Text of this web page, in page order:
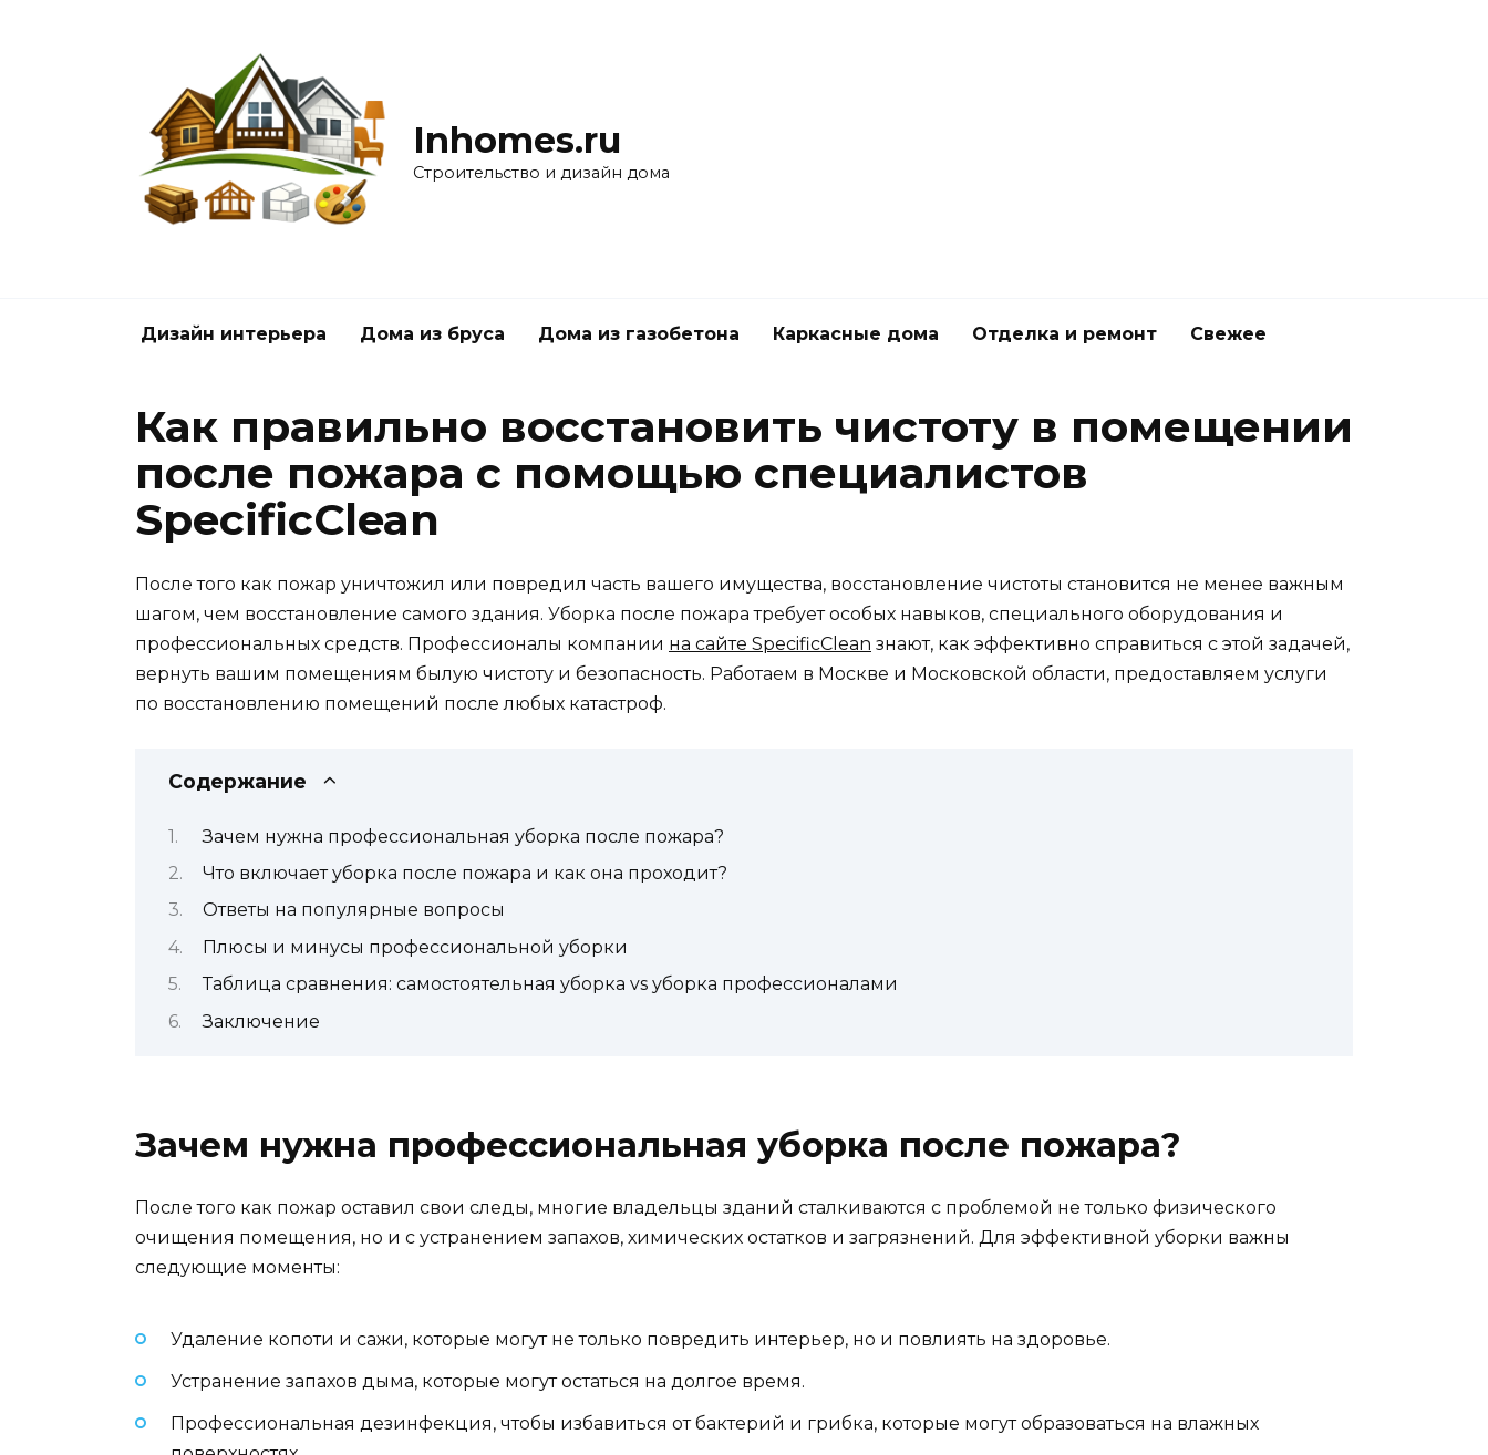
Inhomes.ru
Строительство и дизайн дома
Дизайн интерьера Дома из бруса Дома из газобетона Каркасные дома Отделка и ремонт Свежее
Как правильно восстановить чистоту в помещении
после пожара с помощью специалистов
SpecificClean
После того как пожар уничтожил или повредил часть вашего имущества, восстановление чистоты становится не менее важным
шагом, чем восстановление самого здания. Уборка после пожара требует особых навыков, специального оборудования и
профессиональных средств. Профессионалы компании на сайте SpecificClean знают, как эффективно справиться с этой задачей,
вернуть вашим помещениям былую чистоту и безопасность. Работаем в Москве и Московской области, предоставляем услуги
по восстановлению помещений после любых катастроф.
Содержание
Зачем нужна профессиональная уборка после пожара?
Что включает уборка после пожара и как она проходит?
Ответы на популярные вопросы
Плюсы и минусы профессиональной уборки
Таблица сравнения: самостоятельная уборка vs уборка профессионалами
Заключение
Зачем нужна профессиональная уборка после пожара?
После того как пожар оставил свои следы, многие владельцы зданий сталкиваются с проблемой не только физического
очищения помещения, но и с устранением запахов, химических остатков и загрязнений. Для эффективной уборки важны
следующие моменты:
Удаление копоти и сажи, которые могут не только повредить интерьер, но и повлиять на здоровье.
Устранение запахов дыма, которые могут остаться на долгое время.
Профессиональная дезинфекция, чтобы избавиться от бактерий и грибка, которые могут образоваться на влажных